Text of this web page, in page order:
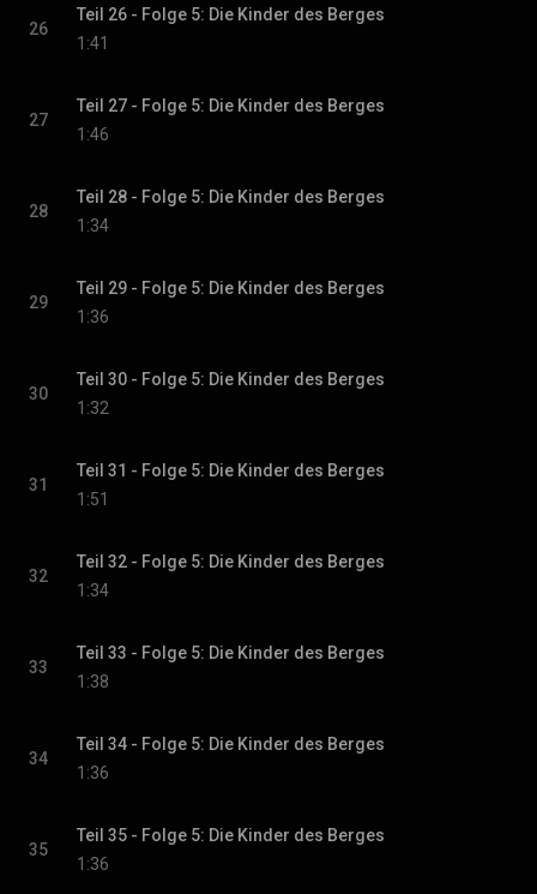
26
Teil 26 - Folge 5: Die Kinder des Berges
1:41
27
Teil 27 - Folge 5: Die Kinder des Berges
1:46
28
Teil 28 - Folge 5: Die Kinder des Berges
1:34
29
Teil 29 - Folge 5: Die Kinder des Berges
1:36
30
Teil 30 - Folge 5: Die Kinder des Berges
1:32
31
Teil 31 - Folge 5: Die Kinder des Berges
1:51
32
Teil 32 - Folge 5: Die Kinder des Berges
1:34
33
Teil 33 - Folge 5: Die Kinder des Berges
1:38
34
Teil 34 - Folge 5: Die Kinder des Berges
1:36
35
Teil 35 - Folge 5: Die Kinder des Berges
1:36